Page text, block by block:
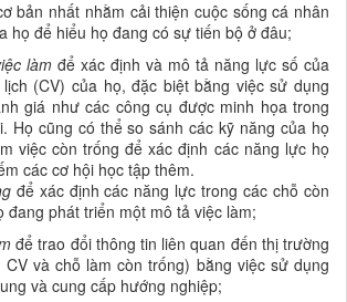
bản nhất nhằm cải thiện cuộc sống cá nhân
họ để hiểu họ đang có sự tiến bộ ở đâu;
làm để xác định và mô tả năng lực số của
(CV) của họ, đặc biệt bằng việc sử dụng
giá như các công cụ được minh họa trong
Họ cũng có thể so sánh các kỹ năng của họ
việc còn trống để xác định các năng lực họ
các cơ hội học tập thêm.
để xác định các năng lực trong các chỗ còn
đang phát triển một mô tả việc làm;
để trao đổi thông tin liên quan đến thị trường
và chỗ làm còn trống) bằng việc sử dụng
và cung cấp hướng nghiệp;